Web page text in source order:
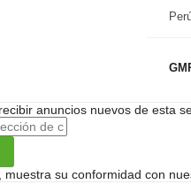
anuncios nuevos de esta
muestra su conformidad con